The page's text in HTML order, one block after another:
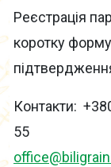
Реєстрація
коротку
Контакти:
55